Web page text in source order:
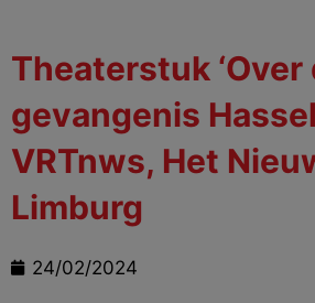
Theaterstuk ‘Over
gevangenis
VRTnws, Het
Limburg
24/02/2024